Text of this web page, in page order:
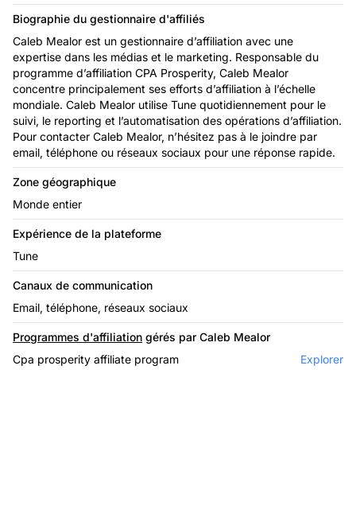
Biographie du gestionnaire d'affiliés
Caleb Mealor est un gestionnaire d’affiliation avec une
expertise dans les médias et le marketing. Responsable du
programme d’affiliation CPA Prosperity, Caleb Mealor
concentre principalement ses efforts d’affiliation à l’échelle
mondiale. Caleb Mealor utilise Tune quotidiennement pour le
suivi, le reporting et l’automatisation des opérations d’affiliation.
Pour contacter Caleb Mealor, n’hésitez pas à le joindre par
email, téléphone ou réseaux sociaux pour une réponse rapide.
Zone géographique
Monde entier
Expérience de la plateforme
Tune
Canaux de communication
Email, téléphone, réseaux sociaux
Programmes d'affiliation gérés par Caleb Mealor
Cpa prosperity affiliate program
Explorer